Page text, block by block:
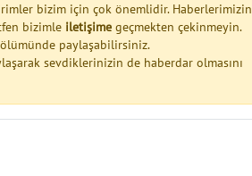
bizim için çok önemlidir. Haberlerimizin
bizimle iletişime geçmekten çekinmeyin.
paylaşabilirsiniz.
sevdiklerinizin de haberdar olmasını